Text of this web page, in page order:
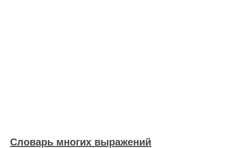
Словарь многих выражений